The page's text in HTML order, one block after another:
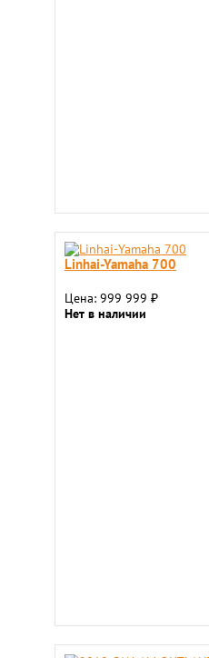
Linhai-Yamaha 700
Цена: 999 999 ₽
Нет в наличии